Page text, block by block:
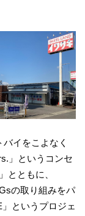
イをこよなく
」というコンセ
とともに、
の取り組みをパ
というプロジェ